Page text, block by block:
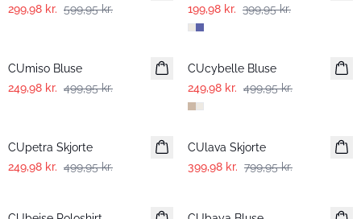
299,98 kr. 599,95 kr.
199,98 kr. 399,95 kr.
CUmiso Bluse
249,98 kr. 499,95 kr.
-50%
CUcybelle Bluse
249,98 kr. 499,95 kr.
CUpetra Skjorte
249,98 kr. 499,95 kr.
-50%
CUlava Skjorte
399,98 kr. 799,95 kr.